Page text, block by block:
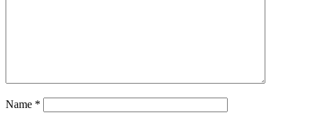
Name *